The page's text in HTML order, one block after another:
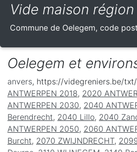
Vide maison
Commune de Oelegem, code
Oelegem et
anvers, https://videgreniers.be/
ANTWERPEN 2018, 2020
ANTWERPEN 2030, 2040
Berendrecht, 2040 Lillo, 2040
ANTWERPEN 2050, 2060
Burcht, 2070 ZWIJNDRECHT,